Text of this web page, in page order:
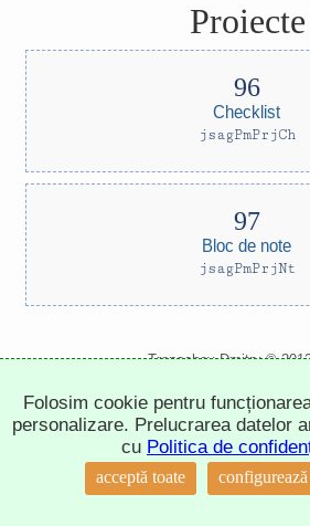
Proiecte
Checklist
jsagPmPrjCh
Bloc de note
jsagPmPrjNt
Trepachev Dmitry ©
politica de confidențialitate
Folosim cookie pentru
personalizare. Prelucrarea datelor
cu Politica de
acceptă toate configurează